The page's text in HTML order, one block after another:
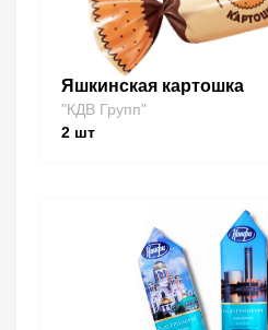
Яшкинская картошка
"КДВ Групп"
2 шт